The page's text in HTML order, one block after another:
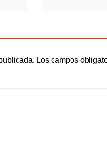
Los campos